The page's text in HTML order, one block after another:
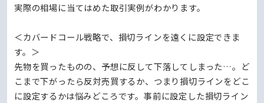
実際の相場に当てはめた取引実例がわかります。
＜カバードコール戦略で、損切ラインを遠くに設定できま
す。＞
先物を買ったものの、予想に反して下落してしまった…。ど
こまで下がったら反対売買するか、つまり損切ラインをどこ
に設定するかは悩みどころです。事前に設定した損切ライン